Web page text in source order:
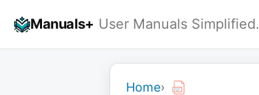
Manuals+ User Manuals Simplified.
Home›